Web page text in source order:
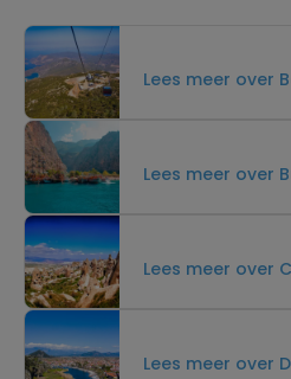
Lees meer over
Lees meer over
Lees meer over
Lees meer over